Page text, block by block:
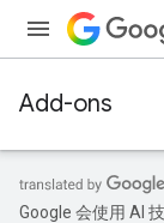
Add-ons
Google 会使用 AI